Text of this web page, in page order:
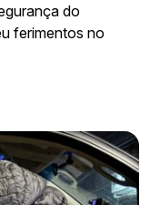
do
ferimentos no